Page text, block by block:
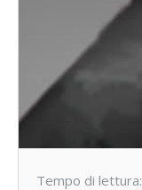
Tempo di lettura: